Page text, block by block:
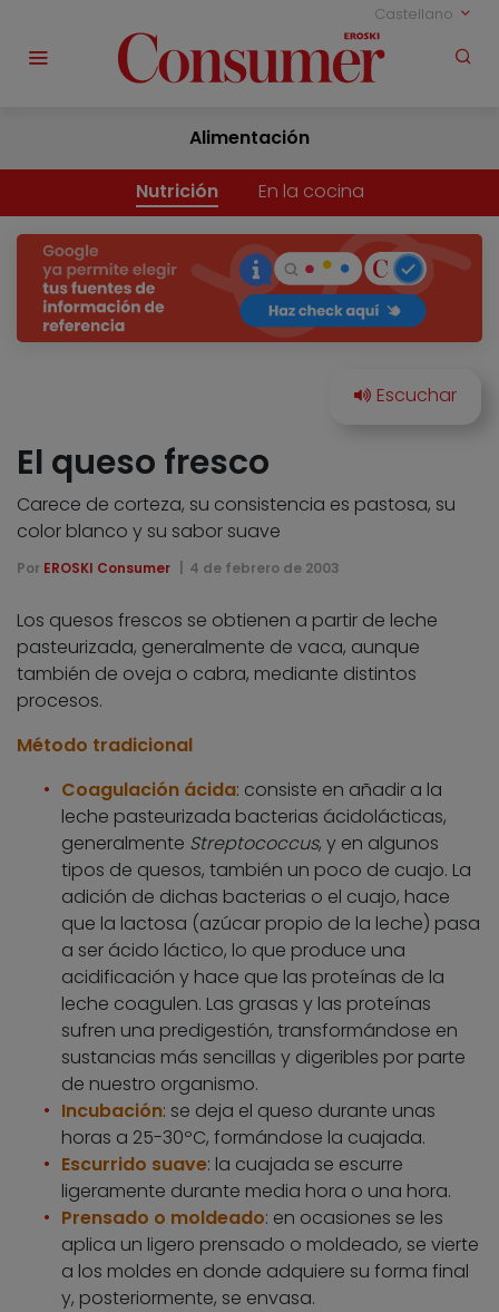
Castellano
Alimentación
Nutrición En la cocina
El queso fresco
Carece de corteza, su consistencia es pastosa, su
color blanco y su sabor suave
Por EROSKI Consumer 4 de febrero de 2003
Los quesos frescos se obtienen a partir de leche
pasteurizada, generalmente de vaca, aunque
también de oveja o cabra, mediante distintos
procesos.
Método tradicional
Coagulación ácida: consiste en añadir a la
leche pasteurizada bacterias ácidolácticas,
generalmente Streptococcus, y en algunos
tipos de quesos, también un poco de cuajo. La
adición de dichas bacterias o el cuajo, hace
que la lactosa (azúcar propio de la leche) pasa
a ser ácido láctico, lo que produce una
acidificación y hace que las proteínas de la
leche coagulen. Las grasas y las proteínas
sufren una predigestión, transformándose en
sustancias más sencillas y digeribles por parte
de nuestro organismo.
Incubación: se deja el queso durante unas
horas a 25-30ºC, formándose la cuajada.
Escurrido suave: la cuajada se escurre
ligeramente durante media hora o una hora.
Prensado o moldeado: en ocasiones se les
aplica un ligero prensado o moldeado, se vierte
a los moldes en donde adquiere su forma final
y, posteriormente, se envasa.